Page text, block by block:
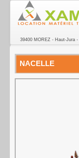
La société
Nacelle
39400 MOREZ - Haut-Jura -
NACELLE